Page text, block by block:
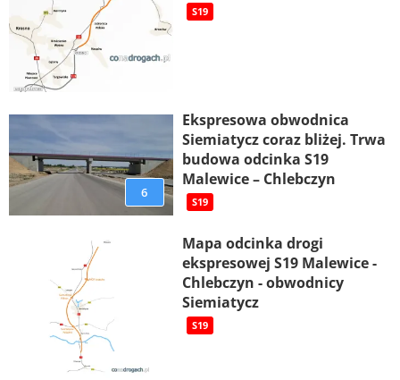
S19
6
Ekspresowa obwodnica
Siemiatycz coraz bliżej. Trwa
budowa odcinka S19
Malewice – Chlebczyn
S19
Mapa odcinka drogi
ekspresowej S19 Malewice -
Chlebczyn - obwodnicy
Siemiatycz
S19